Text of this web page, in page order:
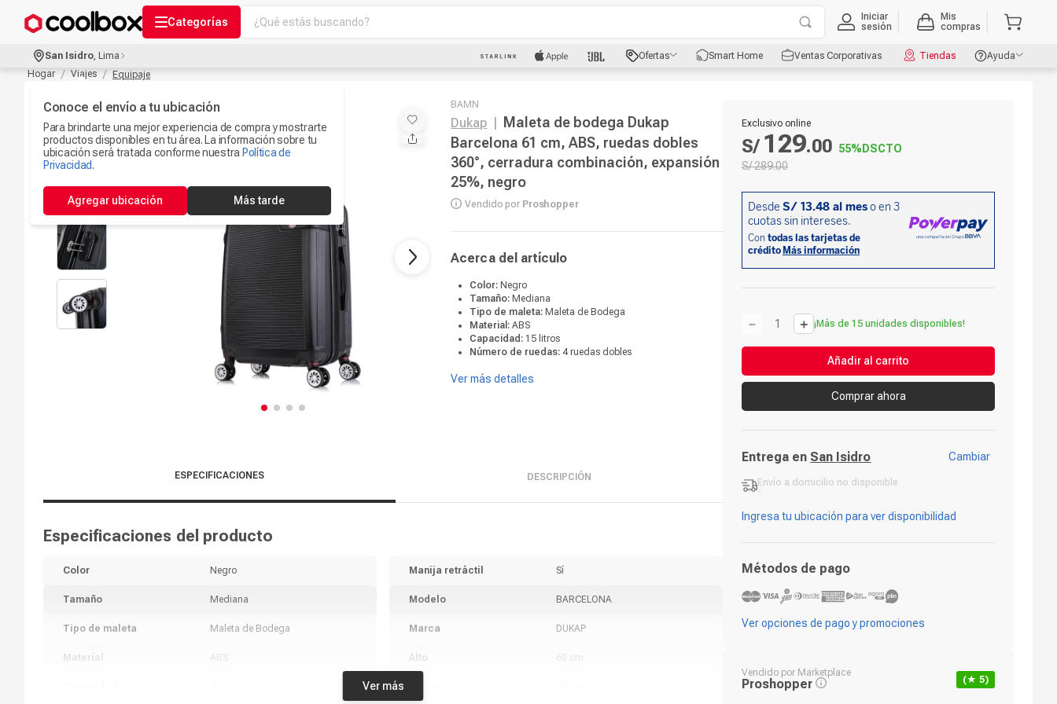
Categorías
¿Qué estás buscando?
3.
Ipad
Microfono
Iphone 17
7.
Camaras Seguridad
8.
Parlantes Bluetooth
9.
Smartwach
10.
Accesorios Computo
Iniciar
sesión
Mis
compras
San Isidro, Lima
Conoce el envío a tu ubicación
Para brindarte una mejor experiencia de compra y mostrarte
productos disponibles en tu área. La información sobre tu
ubicación será tratada conforme nuestra Política de
Privacidad.
Agregar ubicación Más tarde
Ofertas Smart Home Ventas Corporativas Tiendas
Ayuda
Hogar
Viajes Equipaje
BAMN
Dukap
Maleta de bodega Dukap
Barcelona 61 cm, ABS, ruedas dobles
360°, cerradura combinación, expansión
25%, negro
Vendido por Proshopper
Acerca del artículo
Color: Negro
Tamaño: Mediana
Tipo de maleta: Maleta de Bodega
Material:ABS
Capacidad: 15 litros
Número de ruedas:4 ruedas dobles
Ver más detalles
ESPECIFICACIONES DESCRIPCIÓN
Especificaciones del producto
Color Negro
Tamaño Mediana
Tipo de maleta Maleta de Bodega
Material ABS
Manija retráctil Sí
Modelo BARCELONA
Marca DUKAP
Alto 60 cm
Ver más
Exclusivo online
S/ 129.00 55% DSCTO
S/289.00
＋
－ ¡Más de 15 unidades disponibles!
Añadir al carrito
Comprar ahora
Entrega en San Isidro Cambiar
Envío a domicilio no disponible
-
Ingresa tu ubicación para ver disponibilidad
Métodos de pago
Ver opciones de pago y promociones
Vendido por Marketplace
Proshopper (★ 5)